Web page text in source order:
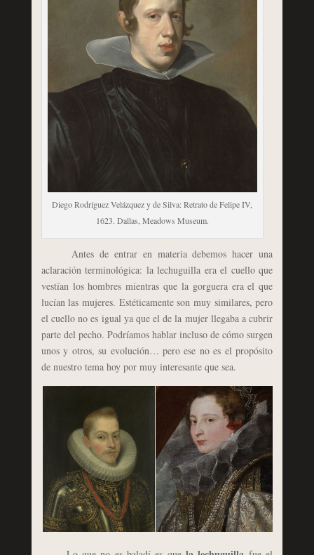
Diego Rodríguez Velázquez y de Silva: Retrato de Felipe IV,
1623. Dallas, Meadows Museum.
Antes de entrar en materia debemos hacer una
aclaración terminológica: la lechuguilla era el cuello que
vestían los hombres mientras que la gorguera era el que
lucían las mujeres. Estéticamente son muy similares, pero
el cuello no es igual ya que el de la mujer llegaba a cubrir
parte del pecho. Podríamos hablar incluso de cómo surgen
unos y otros, su evolución… pero ese no es el propósito
de nuestro tema hoy por muy interesante que sea.